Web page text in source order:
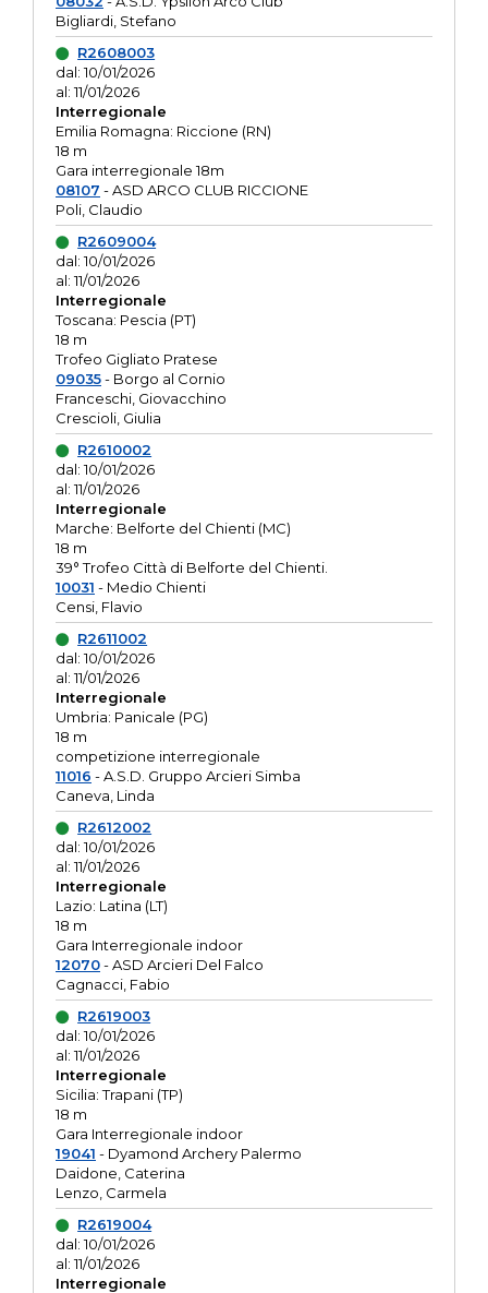
Bigliardi, Stefano
R2608003
dal: 10/01/2026
al: 11/01/2026
Interregionale
Emilia Romagna: Riccione (RN)
18 m
Gara interregionale 18m
08107 - ASD ARCO CLUB RICCIONE
Poli, Claudio
R2609004
dal: 10/01/2026
al: 11/01/2026
Interregionale
Toscana: Pescia (PT)
18 m
Trofeo Gigliato Pratese
09035- Borgo al Cornio
Franceschi, Giovacchino
Crescioli, Giulia
R2610002
dal: 10/01/2026
al: 11/01/2026
Interregionale
Marche: Belforte del Chienti (MC)
18 m
39° Trofeo Città di Belforte del Chienti.
10031 - Medio Chienti
Censi, Flavio
R2611002
dal: 10/01/2026
al: 11/01/2026
Interregionale
Umbria: Panicale (PG)
18 m
competizione interregionale
11016 - A.S.D. Gruppo Arcieri Simba
Caneva, Linda
R2612002
dal: 10/01/2026
al: 11/01/2026
Interregionale
Lazio: Latina (LT)
18 m
Gara Interregionale indoor
12070- ASD Arcieri Del Falco
Cagnacci, Fabio
R2619003
dal: 10/01/2026
al: 11/01/2026
Interregionale
Sicilia: Trapani (TP)
18 m
Gara Interregionale indoor
19041 - Dyamond Archery Palermo
Daidone, Caterina
Lenzo, Carmela
R2619004
dal: 10/01/2026
al: 11/01/2026
Interregionale